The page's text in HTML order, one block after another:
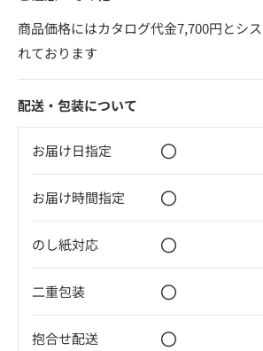
商品価格にはカタログ代金7,700円とシ
れております
配送・包装について
お届け日指定 〇
お届け時間指定 〇
のし紙対応 〇
二重包装 〇
抱合せ配送 〇